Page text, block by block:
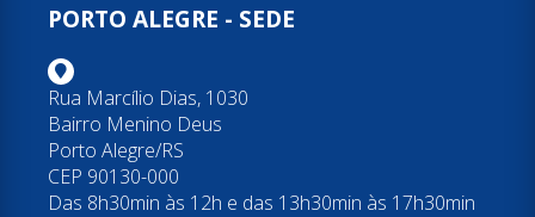
PORTO ALEGRE - SEDE
Rua Marcílio Dias, 1030
Bairro Menino Deus
Porto Alegre/RS
CEP 90130-000
Das 8h30min às 12h e das 13h30min às 17h30min